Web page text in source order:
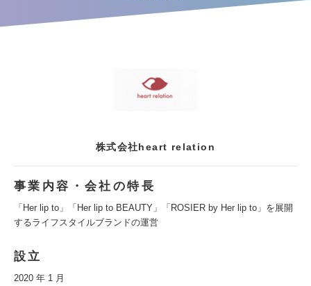
株式会社heart relation
事業内容・会社の特長
「Her lip to」「Her lip to BEAUTY」「ROSIER by Her lip to」を展開
するライフスタイルブランドの運営
設立
2020 年 1 月